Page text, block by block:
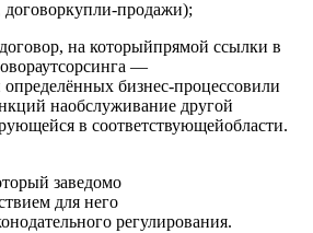
продажи);
на которыйпрямой ссылки в
—
определённых бизнес-процессовили
наобслуживание другой
в соответствующейобласти.
заведомо
для него
регулирования.